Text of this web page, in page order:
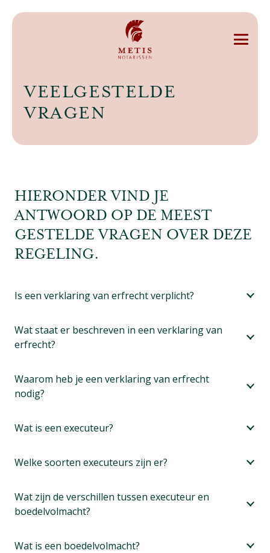
VEELGESTELDE
VRAGEN
HIERONDER VIND JE
ANTWOORD OP DE MEEST
GESTELDE VRAGEN OVER DEZE
REGELING.
Is een verklaring van erfrecht verplicht?
Wat staat er beschreven in een verklaring van
erfrecht?
Waarom heb je een verklaring van erfrecht
nodig?
Wat is een executeur?
Welke soorten executeurs zijn er?
Wat zijn de verschillen tussen executeur en
boedelvolmacht?
Wat is een boedelvolmacht?